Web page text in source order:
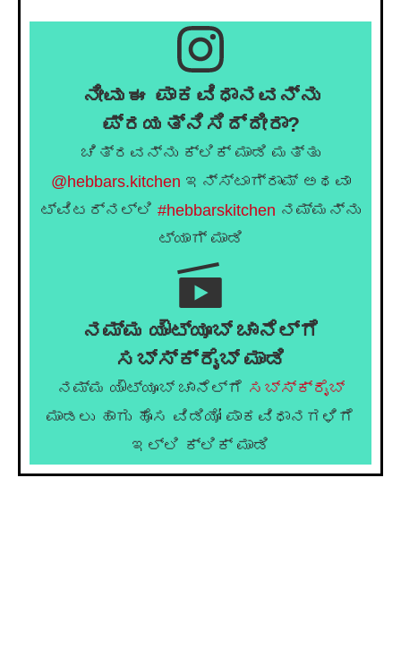
ನೀವು ಈ ಪಾಕವಿಧಾನವನ್ನು
ಪ್ರಯತ್ನಿಸಿದ್ದೀರಾ?
ಚಿತ್ರವನ್ನು ಕ್ಲಿಕ್ ಮಾಡಿ ಮತ್ತು
@hebbars.kitchen ಇನ್ಸ್ಟಾಗ್ರಾಮ್ ಅಥವಾ
ಟ್ವಿಟರ್‌ನಲ್ಲಿ #hebbarskitchen ನಮ್ಮನ್ನು
ಟ್ಯಾಗ್ ಮಾಡಿ
ನಮ್ಮ ಯೌಟ್ಯೂಬ್ ಚಾನೆಲ್ಗೆ
ಸಬ್ಸ್ಕ್ರೈಬ್ ಮಾಡಿ
ನಮ್ಮ ಯೌಟ್ಯೂಬ್ ಚಾನೆಲ್ಗೆ ಸಬ್ಸ್ಕ್ರೈಬ್
ಮಾಡಲು ಹಾಗು ಹೊಸ ವಿಡಿಯೋ ಪಾಕವಿಧಾನಗಳಿಗೆ
ಇಲ್ಲಿ ಕ್ಲಿಕ್ ಮಾಡಿ